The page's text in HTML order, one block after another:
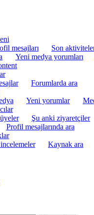
mesajları
Son
Yeni medya yorumları
Forumlarda ara
Yeni yorumlar
Şu anki ziyaretçiler
Profil mesajlarında ara
Kaynak ara